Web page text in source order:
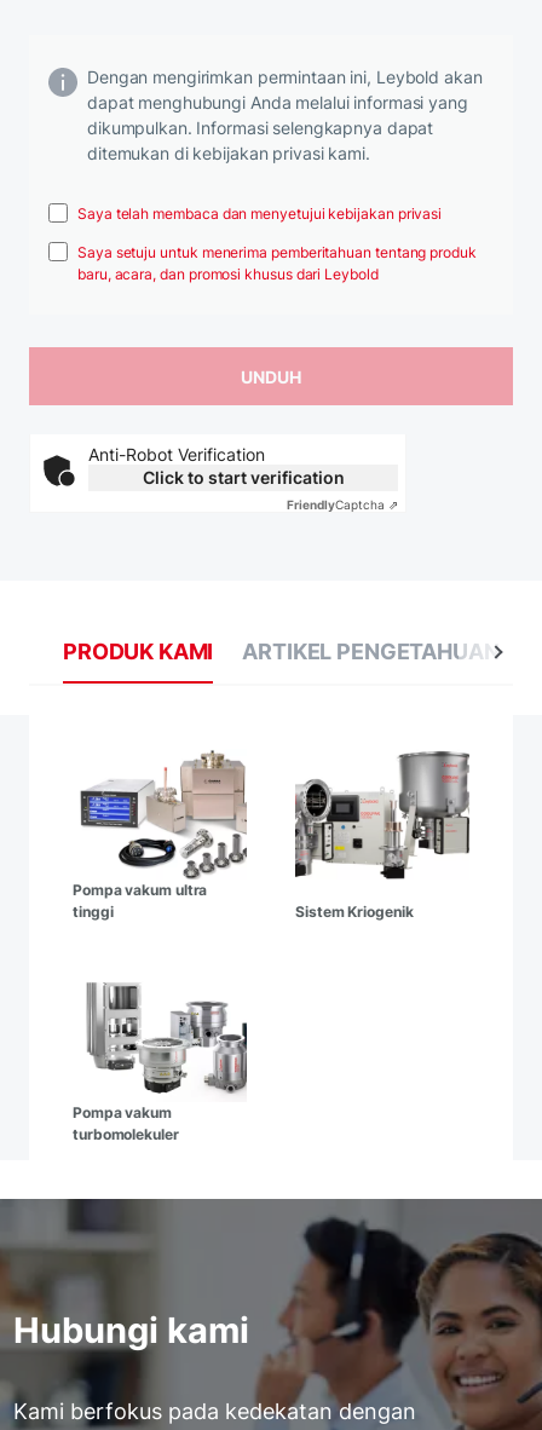
Dengan mengirimkan permintaan ini, Leybold akan
dapat menghubungi Anda melalui informasi yang
dikumpulkan. Informasi selengkapnya dapat
ditemukan di kebijakan privasi kami.
Saya telah membaca dan menyetujui kebijakan privasi
Saya setuju untuk menerima pemberitahuan tentang produk
baru, acara, dan promosi khusus dari Leybold
Anti-Robot Verification
Click to start verification
FriendlyCaptcha ⇗
PRODUK KAMI ARTIKEL PENGETAHUAN
Pompa vakum ultra
tinggi
Sistem Kriogenik
Pompa vakum
turbomolekuler
Hubungi kami
Kami berfokus pada kedekatan dengan